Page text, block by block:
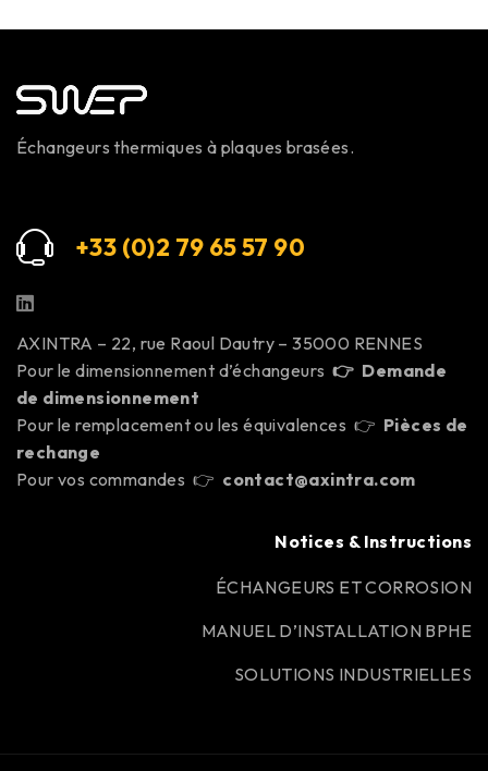
Échangeurs thermiques à plaques brasées.
+33 (0)2 79 65 57 90
AXINTRA – 22, rue Raoul Dautry – 35000 RENNES
Pour le dimensionnement d’échangeurs👉 Demande
de dimensionnement
Pour le remplacement ou les équivalences 👉 Pièces de
rechange
Pour vos commandes 👉 contact@axintra.com
Notices & Instructions
ÉCHANGEURS ET CORROSION
MANUEL D’INSTALLATION BPHE
SOLUTIONS INDUSTRIELLES